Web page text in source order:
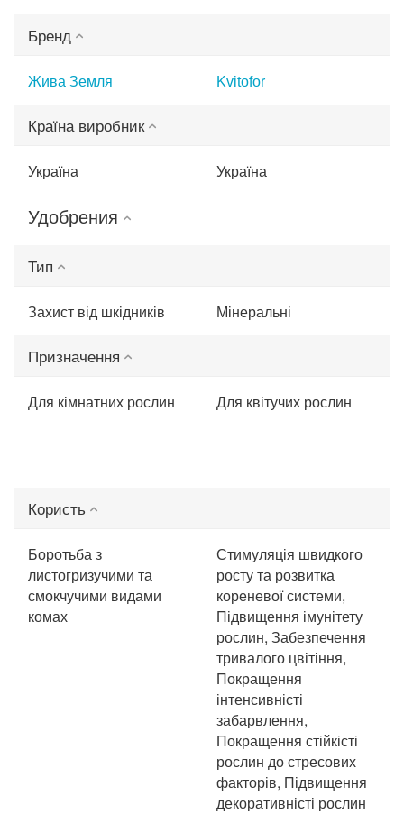
Бренд
Жива Земля Kvitofor
Країна виробник
Україна Україна
Удобрения
Тип
Захист від шкідників Мінеральні
Призначення
Для кімнатних рослин Для квітучих рослин
Користь
Боротьба з
листогризучими та
смокчучими видами
комах
Стимуляція швидкого
росту та розвитка
кореневої системи,
Підвищення імунітету
рослин, Забезпечення
тривалого цвітіння,
Покращення
інтенсивністі
забарвлення,
Покращення стійкісті
рослин до стресових
факторів, Підвищення
декоративністі рослин